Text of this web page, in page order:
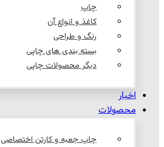
چاپ
کاغذ و انواع آن
رنگ و طراحی
بسته بندی های چاپی
دیگر محصولات چاپی
اخبار
محصولات
چاپ جعبه و کارتن اختصاصی